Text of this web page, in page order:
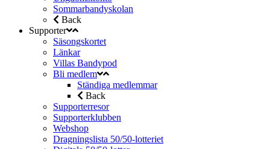
Sommarbandyskolan
Back
Supporter
Säsongskortet
Länkar
Villas Bandypod
Bli medlem
Ständiga medlemmar
Back
Supporterresor
Supporterklubben
Webshop
Dragningslista 50/50-lotteriet